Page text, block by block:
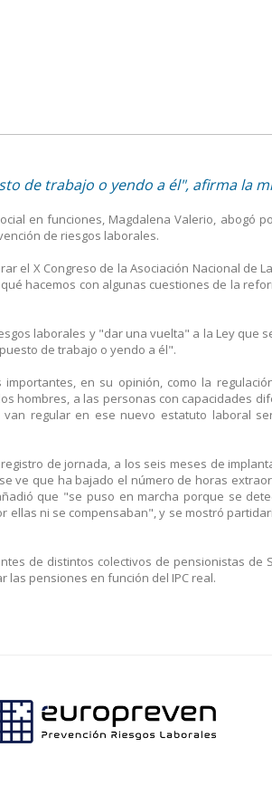
de trabajo o yendo a él", afirma la
en funciones, Magdalena Valerio, abogó
de riesgos laborales.
el X Congreso de la Asociación Nacional de
hacemos con algunas cuestiones de la
laborales y "dar una vuelta" a la Ley que
de trabajo o yendo a él".
en su opinión, como la
hombres, a las personas con capacidades
regular en ese nuevo estatuto laboral
de jornada, a los seis meses de
ve que ha bajado el número de horas
que "se puso en marcha porque se
ellas ni se compensaban", y se mostró
de distintos colectivos de pensionistas de
pensiones en función del IPC real.